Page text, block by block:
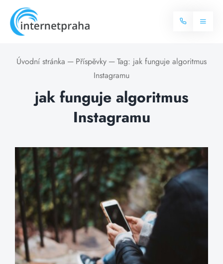
content
Toggle
Často hledané dotazy
Televize
Blog
Kontakt
Úvodní stránka ─ Příspěvky ─ Tag: jak funguje algoritmus
Instagramu
jak funguje algoritmus
Instagramu